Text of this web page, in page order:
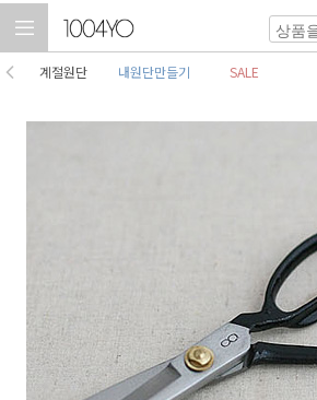
계절원단 내원단만들기 SALE